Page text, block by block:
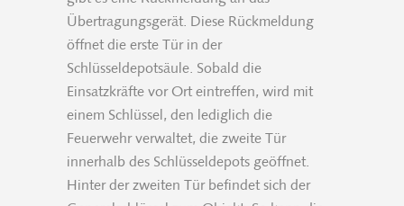
Übertragungsgerät. Diese Rückmeldung
öffnet die erste Tür in der
Schlüsseldepotsäule. Sobald die
Einsatzkräfte vor Ort eintreffen, wird mit
einem Schlüssel, den lediglich die
Feuerwehr verwaltet, die zweite Tür
innerhalb des Schlüsseldepots geöffnet.
Hinter der zweiten Tür befindet sich der